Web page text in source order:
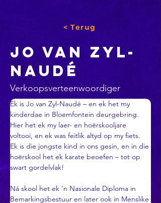
< Terug
jo van zyl-
naudé
Verkoopsverteenwoordiger
Ek is Jo van Zyl-Naudé – en ek het my
kinderdae in Bloemfontein deurgebring.
Hier het ek my laer- en hoërskooljare
voltooi, en ek was feitlik altyd op my fiets.
Ek is die jongste kind in ons gesin, en in die
hoërskool het ek karate beoefen – tot op
swart gordelvlak!
Ná skool het ek ’n Nasionale Diploma in
Bemarkingsbestuur en later ook in Menslike